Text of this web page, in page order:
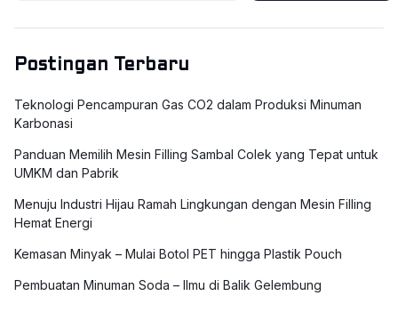
Postingan Terbaru
Teknologi Pencampuran Gas CO2 dalam Produksi Minuman
Karbonasi
Panduan Memilih Mesin Filling Sambal Colek yang Tepat untuk
UMKM dan Pabrik
Menuju Industri Hijau Ramah Lingkungan dengan Mesin Filling
Hemat Energi
Kemasan Minyak – Mulai Botol PET hingga Plastik Pouch
Pembuatan Minuman Soda – Ilmu di Balik Gelembung